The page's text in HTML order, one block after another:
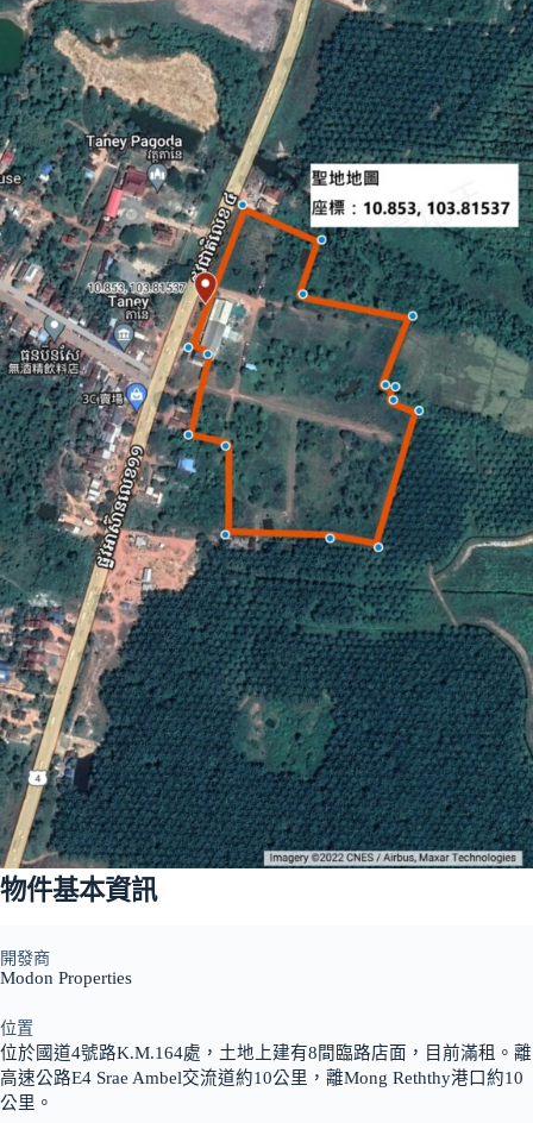
物件基本資訊
開發商
Modon Properties
位置
位於國道4號路K.M.164處，土地上建有8間臨路店面，目前滿租。離
高速公路E4 Srae Ambel交流道約10公里，離Mong Reththy港口約10
公里。